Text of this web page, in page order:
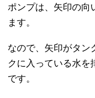
ポンプは、矢印の向
ます。
なので、矢印がタン
クに入っている水を
です。